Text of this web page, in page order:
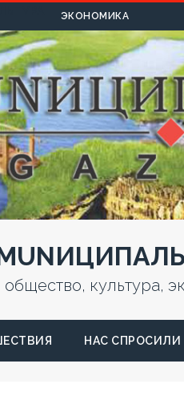
ЭКОНОМИКА
общество, культура,
НАС СПРОСИЛИ